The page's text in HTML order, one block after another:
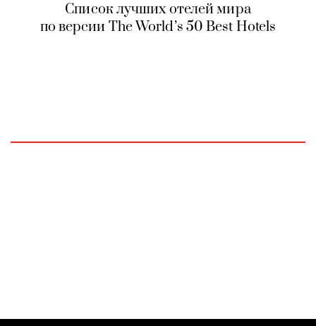
Список лучших отелей мира
по версии The World’s 50 Best Hotels